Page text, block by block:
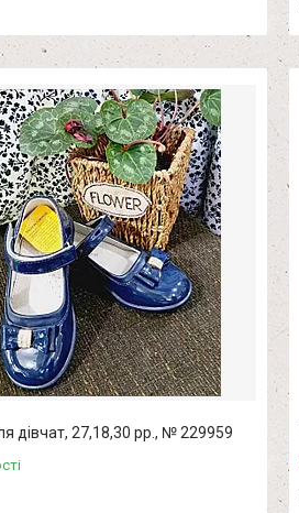
дівчат, 27,18,30 рр., № 229959